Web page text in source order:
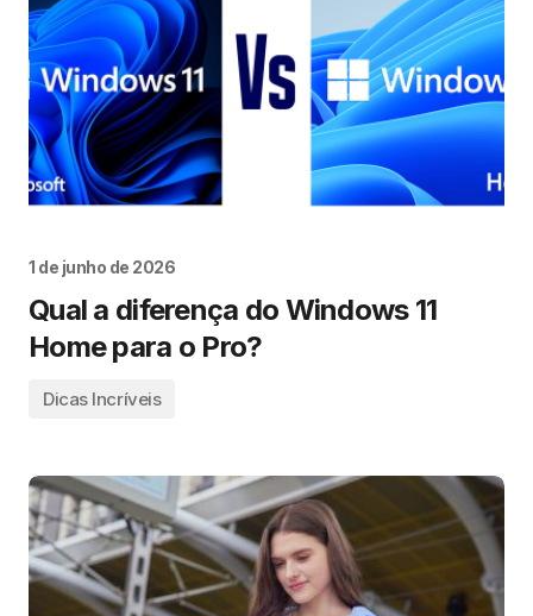
1 de junho de 2026
Qual a diferença do Windows 11
Home para o Pro?
Dicas Incríveis